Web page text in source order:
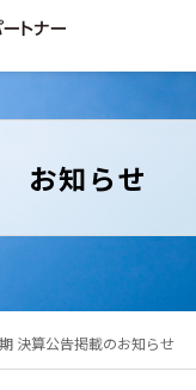
お知らせ
決算公告掲載のお知らせ